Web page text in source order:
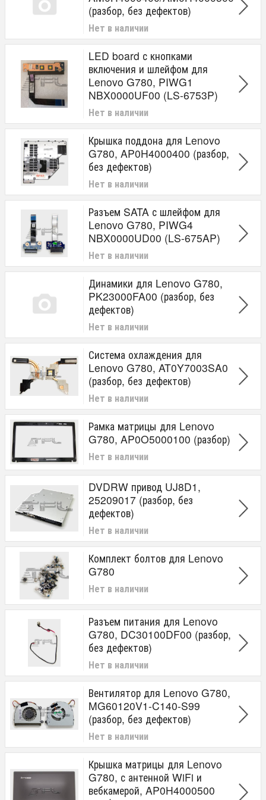
(разбор, без дефектов)
Нет в наличии
LED board с кнопками
включения и шлейфом для
Lenovo G780, PIWG1
NBX0000UF00 (LS-6753P)
Нет в наличии
Крышка поддона для Lenovo
G780, AP0H4000400 (разбор,
без дефектов)
Нет в наличии
Разъем SATA с шлейфом для
Lenovo G780, PIWG4
NBX0000UD00 (LS-675AP)
Нет в наличии
Динамики для Lenovo G780,
PK23000FA00 (разбор, без
дефектов)
Нет в наличии
Система охлаждения для
Lenovo G780, AT0Y7003SA0
(разбор, без дефектов)
Нет в наличии
Рамка матрицы для Lenovo
G780, AP0O5000100 (разбор)
Нет в наличии
DVDRW привод UJ8D1,
25209017 (разбор, без
дефектов)
Нет в наличии
Комплект болтов для Lenovo
G780
Нет в наличии
Разъем питания для Lenovo
G780, DC30100DF00 (разбор,
без дефектов)
Нет в наличии
Вентилятор для Lenovo G780,
MG60120V1-C140-S99
(разбор, без дефектов)
Нет в наличии
Крышка матрицы для Lenovo
G780, с антенной WiFi и
вебкамерой, AP0H4000500